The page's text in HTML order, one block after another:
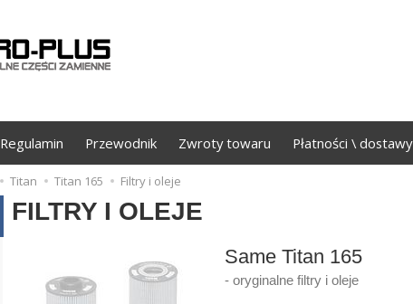
Regulamin Przewodnik Zwroty towaru Płatności \ dostawy
Titan Titan 165 Filtry i oleje
FILTRY I OLEJE
Same Titan 165
- oryginalne filtry i oleje